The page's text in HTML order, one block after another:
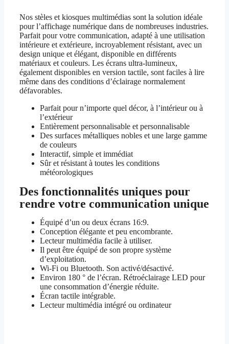
Nos stèles et kiosques multimédias sont la solution idéale
pour l’affichage numérique dans de nombreuses industries.
Parfait pour votre communication, adapté à une utilisation
intérieure et extérieure, incroyablement résistant, avec un
design unique et élégant, disponible en différents
matériaux et couleurs. Les écrans ultra-lumineux,
également disponibles en version tactile, sont faciles à lire
même dans des conditions d’éclairage normalement
défavorables.
Parfait pour n’importe quel décor, à l’intérieur ou à
l’extérieur
Entièrement personnalisable et personnalisable
Des surfaces métalliques nobles et une large gamme
de couleurs
Interactif, simple et immédiat
Sûr et résistant à toutes les conditions
météorologiques
Des fonctionnalités uniques pour
rendre votre communication unique
Équipé d’un ou deux écrans 16:9.
Conception élégante et peu encombrante.
Lecteur multimédia facile à utiliser.
Il peut être équipé de son propre système
d’exploitation.
Wi-Fi ou Bluetooth. Son activé/désactivé.
Environ 180 ° de l’écran. Rétroéclairage LED pour
une consommation d’énergie réduite.
Écran tactile intégrable.
Lecteur multimédia intégré ou ordinateur